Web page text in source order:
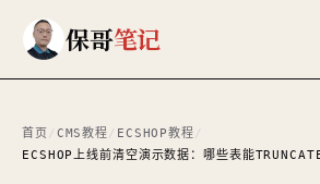
保哥笔记
首页/ CMS教程/ ECSHOP教程/
ECSHOP上线前清空演示数据：哪些表能